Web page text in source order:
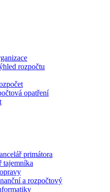
rozpočtu
opatření
primátora
tajemníka
a rozpočtový